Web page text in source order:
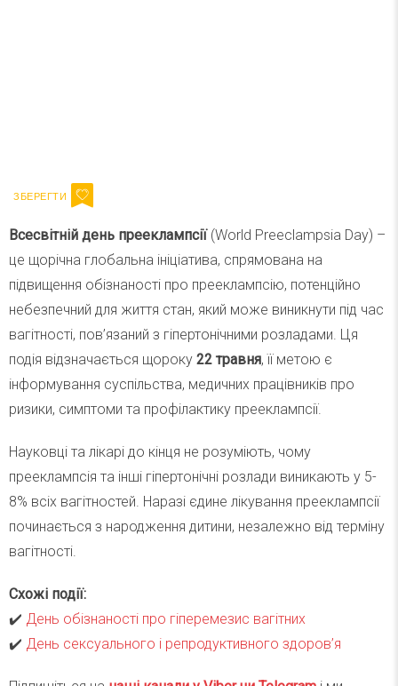
Всесвітній день прееклампсії(World Preeclampsia Day) –
це щорічна глобальна ініціатива, спрямована на
підвищення обізнаності про прееклампсію, потенційно
небезпечний для життя стан, який може виникнути під час
вагітності, пов’язаний з гіпертонічними розладами. Ця
подія відзначається щороку 22 травня, її метою є
інформування суспільства, медичних працівників про
ризики, симптоми та профілактику прееклампсії.
Науковці та лікарі до кінця не розуміють, чому
прееклампсія та інші гіпертонічні розлади виникають у 5-
8% всіх вагітностей. Наразі єдине лікування прееклампсії
починається з народження дитини, незалежно від терміну
вагітності.
Схожі події:
✔️ День обізнаності про гіперемезис вагітних
✔️ День сексуального і репродуктивного здоров’я